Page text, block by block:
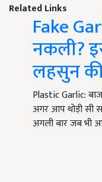
Related Links
Fake
नकली?
लहसुन
Plastic Garlic:
अगर आप थोड़ी सी
अगली बार जब भी